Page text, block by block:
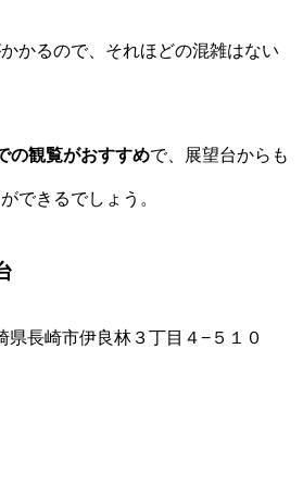
かるので、それほどの混雑はない
の観覧がおすすめで、展望台からも
できるでしょう。
県長崎市伊良林３丁目４−５１０